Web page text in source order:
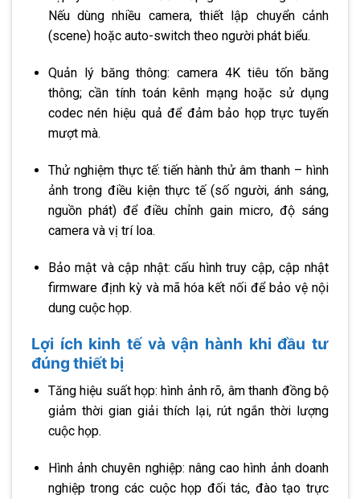
Nếu dùng nhiều camera, thiết lập chuyển cảnh
(scene) hoặc auto-switch theo người phát biểu.
Quản lý băng thông: camera 4K tiêu tốn băng
thông; cần tính toán kênh mạng hoặc sử dụng
codec nén hiệu quả để đảm bảo họp trực tuyến
mượt mà.
Thử nghiệm thực tế: tiến hành thử âm thanh – hình
ảnh trong điều kiện thực tế (số người, ánh sáng,
nguồn phát) để điều chỉnh gain micro, độ sáng
camera và vị trí loa.
Bảo mật và cập nhật: cấu hình truy cập, cập nhật
firmware định kỳ và mã hóa kết nối để bảo vệ nội
dung cuộc họp.
Lợi ích kinh tế và vận hành khi đầu tư
đúng thiết bị
Tăng hiệu suất họp: hình ảnh rõ, âm thanh đồng bộ
giảm thời gian giải thích lại, rút ngắn thời lượng
cuộc họp.
Hình ảnh chuyên nghiệp: nâng cao hình ảnh doanh
nghiệp trong các cuộc họp đối tác, đào tạo trực